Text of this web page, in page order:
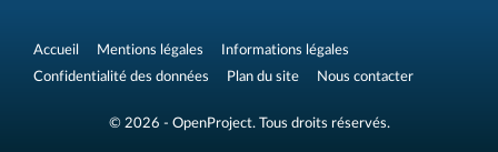
Accueil Mentions légales
Informations légales
Confidentialité des données
Plan du site Nous contacter
© 2026 - OpenProject. Tous droits réservés.